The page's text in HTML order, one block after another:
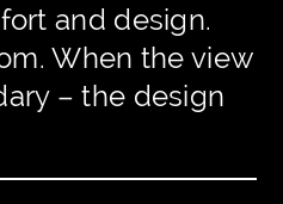
and design.
When the view
– the design